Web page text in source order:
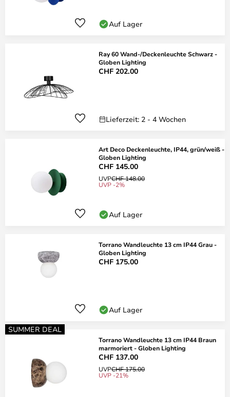
Auf Lager
Ray 60 Wand-/Deckenleuchte Schwarz -
Globen Lighting
CHF 202.00
Lieferzeit: 2 - 4 Wochen
Art Deco Deckenleuchte, IP44, grün/weiß -
Globen Lighting
CHF 145.00
UVPCHF 148.00
UVP -2%
Auf Lager
Torrano Wandleuchte 13 cm IP44 Grau -
Globen Lighting
CHF 175.00
Auf Lager
SUMMER DEAL
Torrano Wandleuchte 13 cm IP44 Braun
marmoriert - Globen Lighting
CHF 137.00
UVPCHF 175.00
UVP -21%